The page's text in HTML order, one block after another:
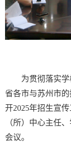
为贯彻落实
省各市与苏州市的
开2025年招生宣
（所）中心主任
会议。